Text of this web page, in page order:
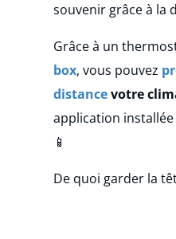
souvenir grâce à
Grâce à un
box, vous pouvez
distancevotre
application
📱
De quoi garder la